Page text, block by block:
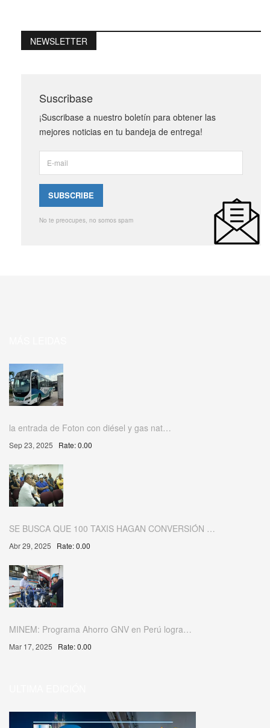
NEWSLETTER
Suscribase
¡Suscribase a nuestro boletín para obtener las
mejores noticias en tu bandeja de entrega!
No te preocupes, no somos spam
la entrada de Foton con diésel y gas nat…
Sep 23, 2025 Rate: 0.00
SE BUSCA QUE 100 TAXIS HAGAN CONVERSIÓN …
Abr 29, 2025 Rate: 0.00
MINEM: Programa Ahorro GNV en Perú logra…
Mar 17, 2025 Rate: 0.00